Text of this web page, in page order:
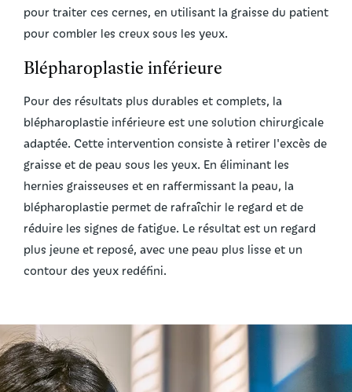
pour traiter ces cernes, en utilisant la graisse du patient
pour combler les creux sous les yeux.
Blépharoplastie inférieure
Pour des résultats plus durables et complets, la
blépharoplastie inférieure est une solution chirurgicale
adaptée. Cette intervention consiste à retirer l'excès de
graisse et de peau sous les yeux. En éliminant les
hernies graisseuses et en raffermissant la peau, la
blépharoplastie permet de rafraîchir le regard et de
réduire les signes de fatigue. Le résultat est un regard
plus jeune et reposé, avec une peau plus lisse et un
contour des yeux redéfini.